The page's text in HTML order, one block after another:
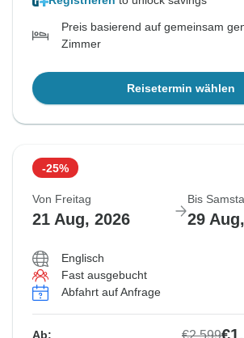
Preis basierend auf gemeinsam
Zimmer
Reisetermin wählen
-25%
Von Freitag
21 Aug, 2026
Bis
29
Englisch
Fast ausgebucht
Abfahrt auf Anfrage
Ab: €2.599